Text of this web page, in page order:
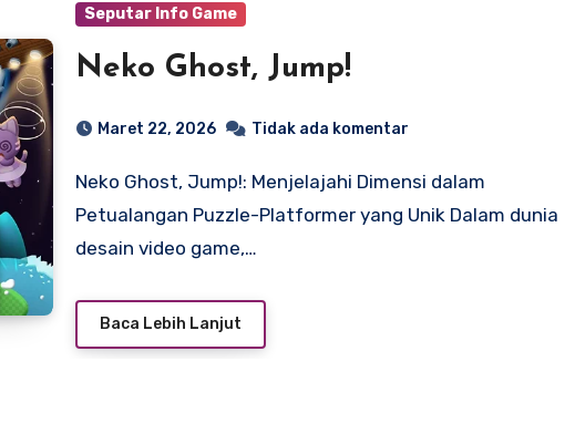
Seputar Info Game
Neko Ghost, Jump!
Maret 22, 2026 Tidak ada komentar
Neko Ghost, Jump!: Menjelajahi Dimensi dalam
Petualangan Puzzle-Platformer yang Unik Dalam dunia
desain video game,…
Baca Lebih Lanjut